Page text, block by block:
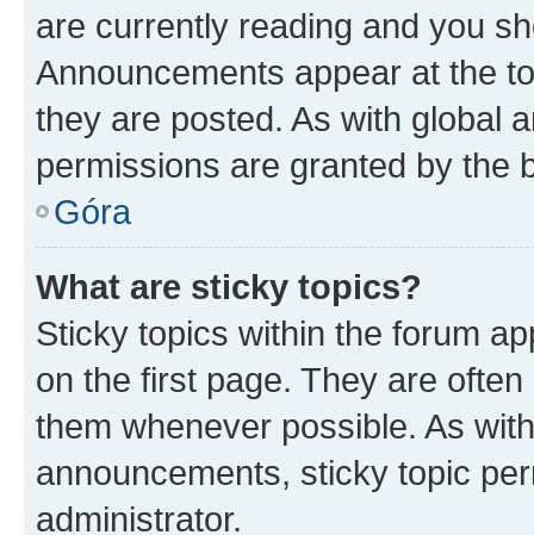
are currently reading and you
Announcements appear at the
they are posted. As with global
permissions are granted by the
Góra
What are sticky topics?
Sticky topics within the forum
on the first page. They are
them whenever possible. As
announcements, sticky topic
administrator.